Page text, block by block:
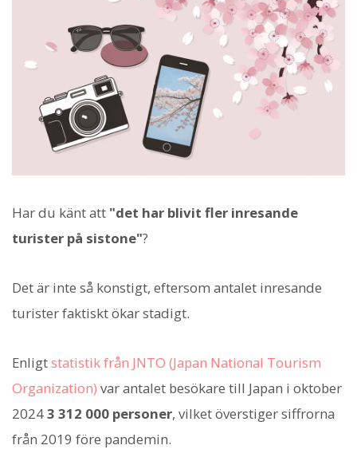
Har du känt att "det har blivit fler inresande
turister på sistone"?
Det är inte så konstigt, eftersom antalet inresande
turister faktiskt ökar stadigt.
Enligtstatistik från JNTO (Japan National Tourism
Organization) var antalet besökare till Japan i oktober
20243 312 000 personer, vilket överstiger siffrorna
från 2019 före pandemin.